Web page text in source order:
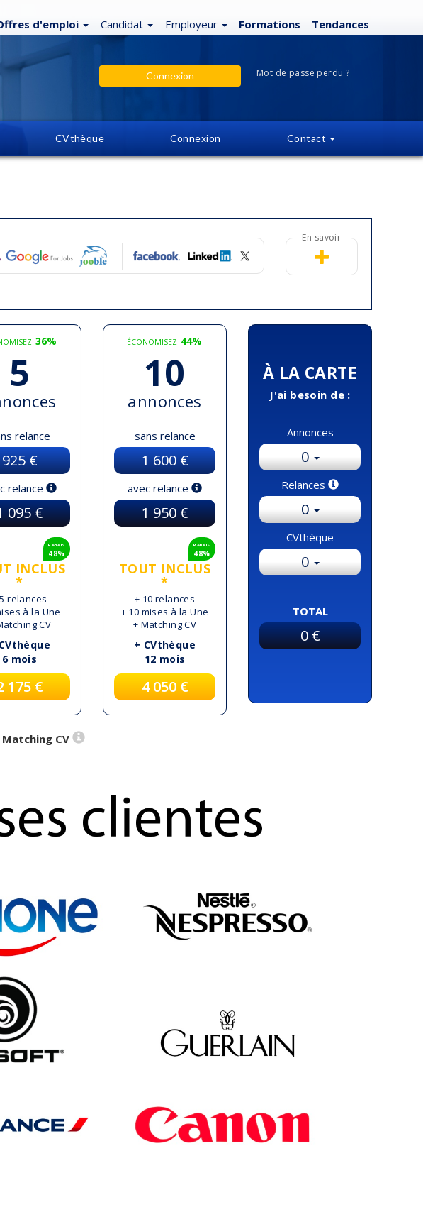
d'emploi Candidat Employeur Formations Tendances
Connexion Mot de passe perdu ?
CVthèque Connexion Contact
En savoir
36%
5
relance
925 €
relance
095 €
RABAIS
48%
INCLUS
*
relances
à la Une
CV
6 mois
175 €
ÉCONOMISEZ 44%
10
annonces
sans relance
1 600 €
avec relance
1 950 €
RABAIS
48%
TOUT INCLUS
*
+ 10 relances
+ 10 mises à la Une
+ Matching CV
+ CVthèque
12 mois
4 050 €
À LA CARTE
J'ai besoin de :
Annonces
0
Relances
0
CVthèque
0
TOTAL
0 €
Matching CV